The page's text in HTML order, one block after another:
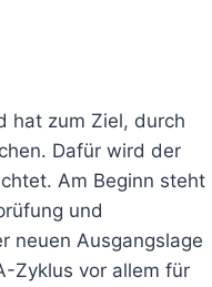
hat zum Ziel, durch
Dafür wird der
Am Beginn steht
und
neuen Ausgangslage
Zyklus vor allem für